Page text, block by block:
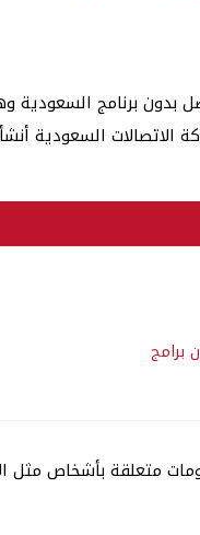
برنامج السعودية
السعودية
برامج
متعلقة بأشخاص مثل